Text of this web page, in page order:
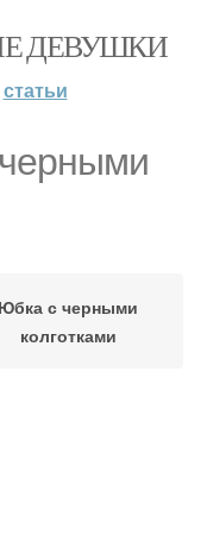
ДЕВУШКИ
статьи
Юбка с черными
колготками